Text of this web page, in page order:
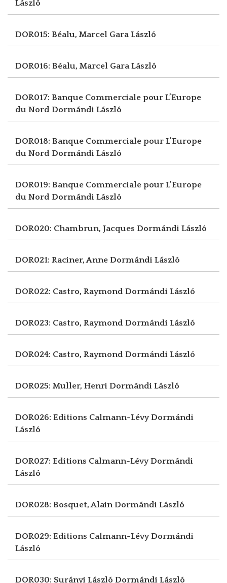
László
DOR015: Béalu, Marcel Gara László
DOR016: Béalu, Marcel Gara László
DOR017: Banque Commerciale pour L’Europe
du Nord Dormándi László
DOR018: Banque Commerciale pour L’Europe
du Nord Dormándi László
DOR019: Banque Commerciale pour L’Europe
du Nord Dormándi László
DOR020: Chambrun, Jacques Dormándi László
DOR021: Raciner, Anne Dormándi László
DOR022: Castro, Raymond Dormándi László
DOR023: Castro, Raymond Dormándi László
DOR024: Castro, Raymond Dormándi László
DOR025: Muller, Henri Dormándi László
DOR026: Editions Calmann-LévyDormándi
László
DOR027: Editions Calmann-LévyDormándi
László
DOR028: Bosquet, AlainDormándi László
DOR029: Editions Calmann-LévyDormándi
László
DOR030: Surányi László Dormándi László